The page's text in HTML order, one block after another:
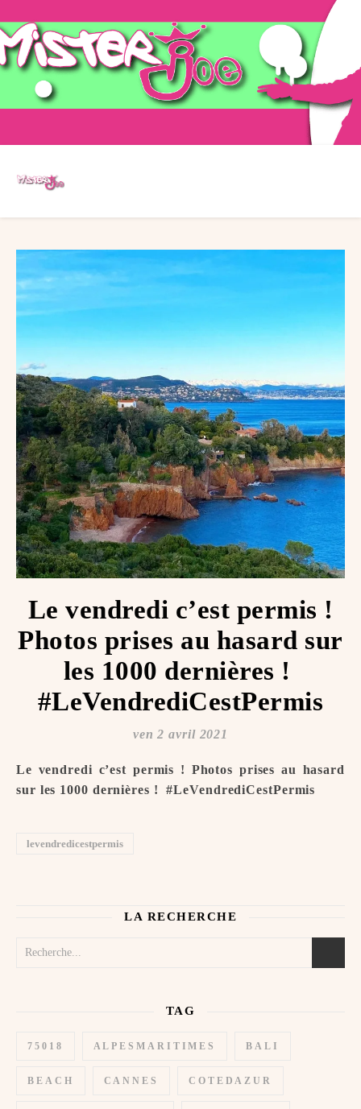
Le vendredi c’est permis !
Photos prises au hasard sur
les 1000 dernières ! ️
#LeVendrediCestPermis
ven 2 avril 2021
Le vendredi c’est permis ! Photos prises au hasard
sur les 1000 dernières ! ️ #LeVendrediCestPermis
levendredicestpermis
LA RECHERCHE
TAG
75018 ALPESMARITIMES BALI
BEACH CANNES COTEDAZUR